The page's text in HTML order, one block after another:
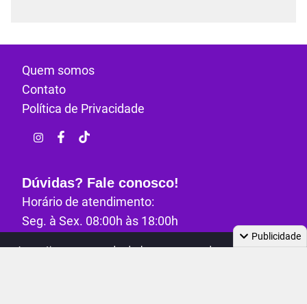
Ao continuar navegando, declaro que concordo com a
Quem somos
Contato
Política de Privacidade
Dúvidas? Fale conosco!
Horário de atendimento:
Seg. à Sex. 08:00h às 18:00h
contato@maratonandopop.com.br Publicidade